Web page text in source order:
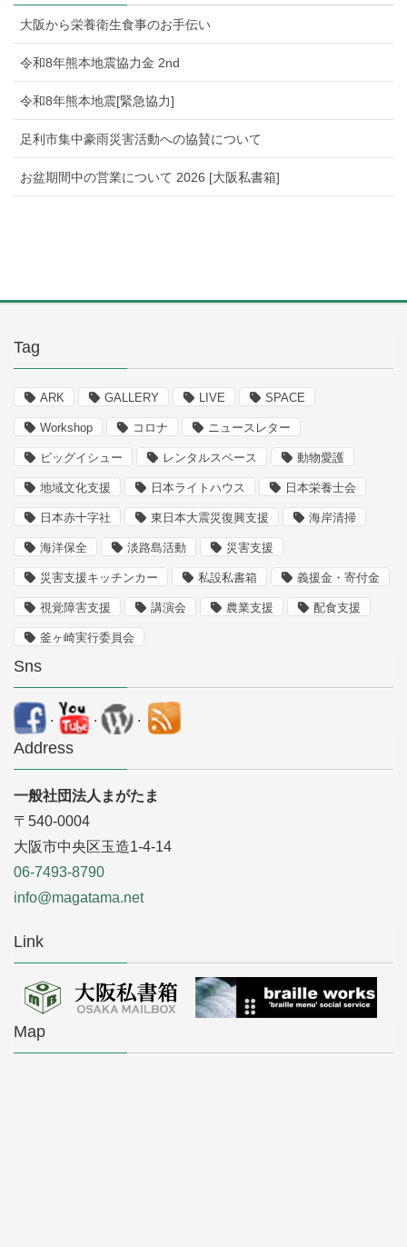
大阪から栄養衛生食事のお手伝い
令和8年熊本地震協力金 2nd
令和8年熊本地震[緊急協力]
足利市集中豪雨災害活動への協賛について
お盆期間中の営業について 2026 [大阪私書箱]
Tag
ARK GALLERY LIVE SPACE
Workshop コロナ ニュースレター
ビッグイシュー レンタルスペース 動物愛護
地域文化支援 日本ライトハウス 日本栄養士会
日本赤十字社 東日本大震災復興支援 海岸清掃
海洋保全 淡路島活動 災害支援
災害支援キッチンカー 私設私書箱 義援金・寄付金
視覚障害支援 講演会 農業支援 配食支援
釜ヶ崎実行委員会
Sns
. . .
Address
一般社団法人まがたま
〒540-0004
大阪市中央区玉造1-4-14
06-7493-8790
info@magatama.net
Link
Map